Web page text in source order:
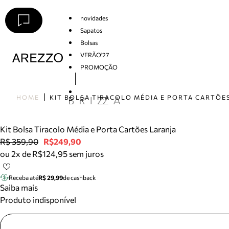
novidades
Sapatos
Bolsas
VERÃO'27
PROMOÇÃO
HOME
Kit Bolsa Tiracolo Média e Porta Cartões Laranja
R$ 359,90 R$249,90
ou 2x de R$124,95 sem juros
Receba atéR$ 29,99de cashback
Saiba mais
Produto indisponível